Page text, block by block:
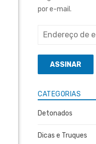
por e-mail.
Endereço
e-
mailASSINAR
CATEGORIAS
Detonados
Dicas e Truques